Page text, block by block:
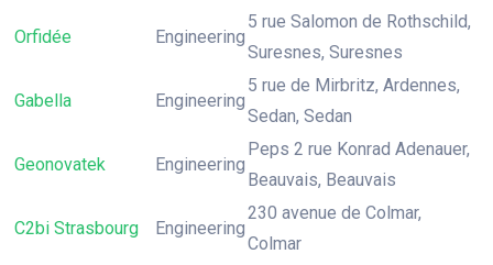
Orfidée Engineering
5 rue Salomon de Rothschild,
Suresnes, Suresnes
Gabella Engineering
5 rue de Mirbritz, Ardennes,
Sedan, Sedan
Geonovatek Engineering
Peps 2 rue Konrad Adenauer,
Beauvais, Beauvais
C2bi Strasbourg Engineering
230 avenue de Colmar,
Colmar